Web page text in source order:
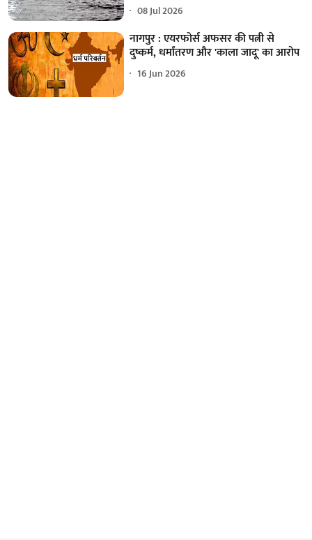
08 Jul 2026
नागपुर : एयरफोर्स अफसर की पत्नी से
दुष्कर्म, धर्मांतरण और 'काला जादू' का आरोप
16 Jun 2026